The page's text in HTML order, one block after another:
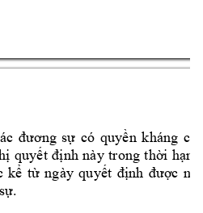
đương sự có quyền kháng
quyết định này trong thời hạn
kể từ ngày quyết định được ni
ự.